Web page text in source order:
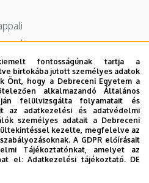
nappali
fontosságúnak tartja a
birtokába jutott személyes adatok
Önt, hogy a Debreceni Egyetem a
alkalmazandó Általános
felülvizsgálta folyamatait és
az adatkezelési és adatvédelmi
személyes adatait a Debreceni
kezelte, megfelelve az
A GDPR előírásait
Tájékoztatónkat, amelyet az
el:Adatkezelési tájékoztató. DE